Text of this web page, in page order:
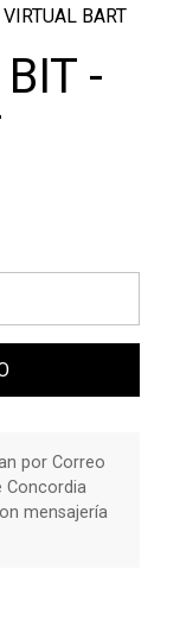
BART
-
por Correo
Concordia
mensajería